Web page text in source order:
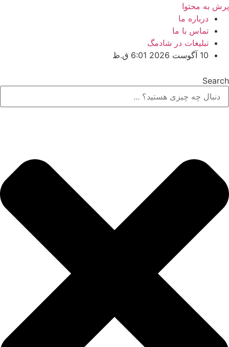
پرش به محتوا
درباره ما
تماس با ما
تبلیغات در شادمگ
10 آگوست 2026 6:01 ق.ظ
Search